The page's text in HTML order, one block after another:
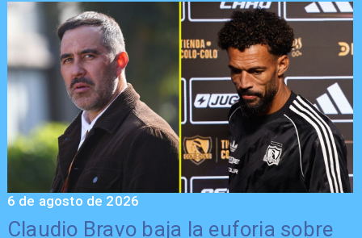
Claudio Bravo baja la euforia sobre
6 de agosto de 2026